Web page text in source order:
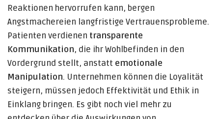
Reaktionen hervorrufen kann, bergen
Angstmachereien langfristige Vertrauensprobleme.
Patienten verdienen transparente
Kommunikation, die ihr Wohlbefinden in den
Vordergrund stellt, anstatt emotionale
Manipulation. Unternehmen können die Loyalität
steigern, müssen jedoch Effektivität und Ethik in
Einklang bringen. Es gibt noch viel mehr zu